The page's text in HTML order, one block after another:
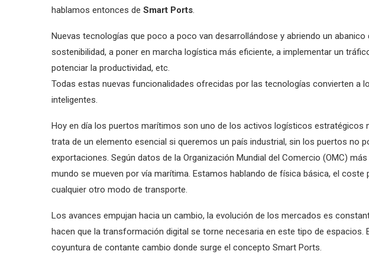
hablamos entonces de Smart Ports.
Nuevas tecnologías que poco a poco van desarrollándose y abriendo un
sostenibilidad, a poner en marcha logística más eficiente, a implementar un
potenciar la productividad, etc.
Todas estas nuevas funcionalidades ofrecidas por las tecnologías convierten a
inteligentes.
Hoy en día los puertos marítimos son uno de los activos logísticos estratégicos
trata de un elemento esencial si queremos un país industrial, sin los puertos no
exportaciones. Según datos de la Organización Mundial del Comercio (OMC)
mundo se mueven por vía marítima. Estamos hablando de física básica, el
cualquier otro modo de transporte.
Los avances empujan hacia un cambio, la evolución de los mercados es
hacen que la transformación digital se torne necesaria en este tipo de espacios.
coyuntura de contante cambio donde surge el concepto Smart Ports.